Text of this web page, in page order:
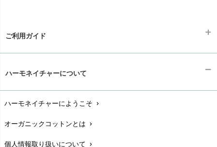
ご利用ガイド
配送と送料chevron_right
在庫状況と発送予定chevron_right
ハーモネイチャーについて
ハーモネイチャーにようこそ chevron_right
オーガニックコットンとは chevron_right
個人情報取り扱いについて chevron_right